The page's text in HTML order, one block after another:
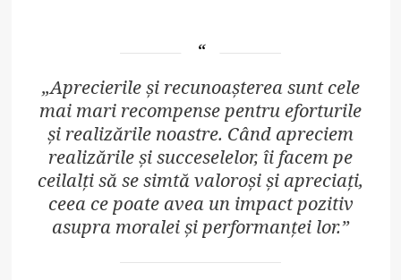
„Aprecierile și recunoașterea sunt cele
mai mari recompense pentru eforturile
și realizările noastre. Când apreciem
realizările și succeselelor, îi facem pe
ceilalți să se simtă valoroși și apreciați,
ceea ce poate avea un impact pozitiv
asupra moralei și performanței lor.”